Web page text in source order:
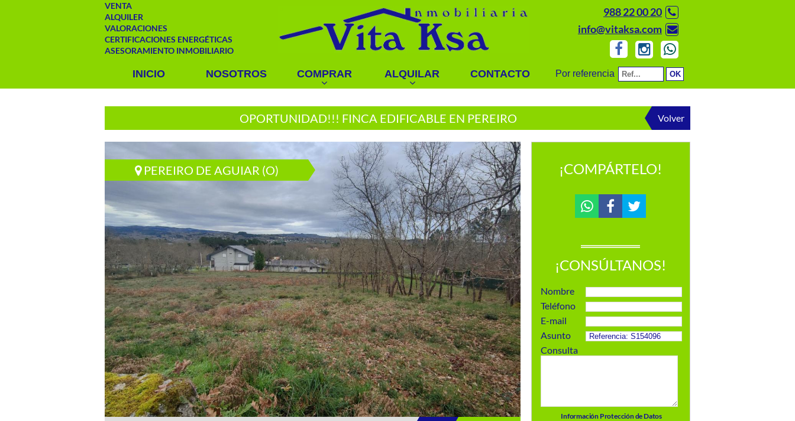
VENTA
ALQUILER
VALORACIONES
CERTIFICACIONES ENERGÉTICAS
ASESORAMIENTO INMOBILIARIO
988 22 00 20
info@vitaksa.com
INICIO NOSOTROS COMPRAR ALQUILAR CONTACTO Por referencia
OPORTUNIDAD!!! FINCA EDIFICABLE EN PEREIRO Volver
PEREIRO DE AGUIAR (O) ¡COMPÁRTELO!
¡CONSÚLTANOS!
Nombre
Teléfono
E-mail
Asunto
Consulta
Información Protección de Datos